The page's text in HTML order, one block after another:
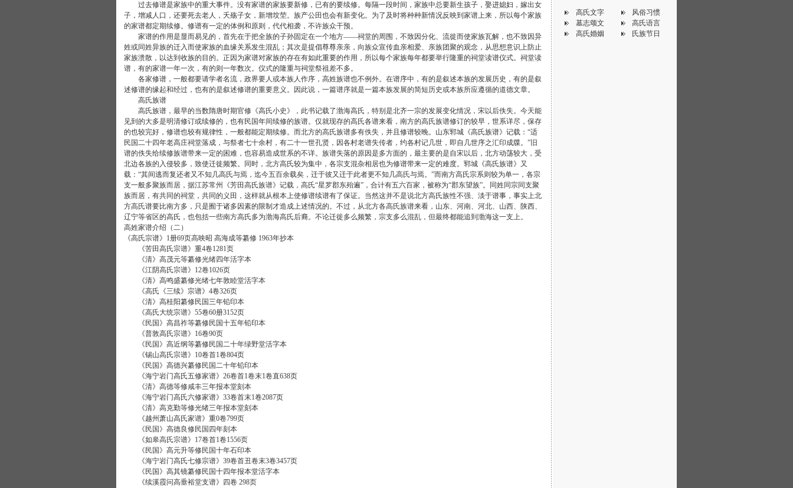
过去修谱是家族中的重大事件。没有家谱的家族要新修，已有的要续修。每隔一段时间，家族中总要新生孩子，娶进媳妇，嫁出女
子，增减人口，还要死去老人，夭殇子女，新增坟茔。族产公田也会有新变化。为了及时将种种新情况反映到家谱上来，所以每个家族
的家谱都定期续修。修谱有一定的体例和原则，代代相袭，不许族众干预。
家谱的作用是显而易见的，首先在于把全族的子孙固定在一个地方——祠堂的周围，不致因分化、流徙而使家族瓦解，也不致因异
姓或同姓异族的迁入而使家族的血缘关系发生混乱；其次是提倡尊尊亲亲，向族众宣传血亲相爱、亲族团聚的观念，从思想意识上防止
家族溃散，以达到收族的目的。正因为家谱对家族的存在有如此重要的作用，所以每个家族每年都要举行隆重的祠堂读谱仪式。祠堂读
谱，有的家谱一年一次，有的则一年数次。仪式的隆重与祠堂祭祖差不多。
各家修谱，一般都要请学者名流，政界要人或本族人作序，高姓族谱也不例外。在谱序中，有的是叙述本族的发展历史，有的是叙
述修谱的缘起和经过，也有的是叙述修谱的重要意义。因此说，一篇谱序就是一篇本族发展的简短历史或本族所应遵循的道德文章。
高氏族谱
高氏族谱，最早的当数隋唐时期官修《高氏小史》，此书记载了渤海高氏，特别是北齐一宗的发展变化情况，宋以后佚失。今天能
见到的大多是明清修订或续修的，也有民国年间续修的族谱。仅就现存的高氏各谱来看，南方的高氏族谱修订的较早，世系详尽，保存
的也较完好，修谱也较有规律性，一般都能定期续修。而北方的高氏族谱多有佚失，并且修谱较晚。山东郓城《高氏族谱》记载：“适
民国二十四年老高庄祠堂落成，与祭者七十余村，有二十一世孔贤，因各村老谱失传者，约各村记几世，即自几世序之汇印成牒。”旧
谱的佚失给续修族谱带来一定的困难，也容易造成世系的不详。族谱失落的原因是多方面的，最主要的是自宋以后，北方动荡较大，受
北边各族的入侵较多，致使迁徙频繁。同时，北方高氏较为集中，各宗支混杂相居也为修谱带来一定的难度。郓城《高氏族谱》又
载：“其间逃而复还者又不知几高氏与焉，迄今五百余载矣，迁于彼又迁于此者更不知几高氏与焉。”而南方高氏宗系则较为单一，各宗
支一般多聚族而居，据江苏常州《芳田高氏族谱》记载，高氏“星罗郡东殆遍”，合计有五六百家，被称为“郡东望族”。同姓同宗同支聚
族而居，有共同的祠堂，共同的义田，这样就从根本上使修谱续谱有了保证。当然这并不是说北方高氏族性不强、淡于谱事，事实上北
方高氏谱要比南方多，只是囿于诸多因素的限制才造成上述情况的。不过，从北方各高氏族谱来看，山东、河南、河北、山西、陕西、
辽宁等省区的高氏，也包括一些南方高氏多为渤海高氏后裔。不论迁徙多么频繁，宗支多么混乱，但最终都能追到渤海这一支上。
高姓家谱介绍（二）
《高氏宗谱》1册69页高映昭 高海成等纂修 1963年抄本
《苦田高氏宗谱》重4卷1281页
《清》高茂元等纂修光绪四年活字本
《江阴高氏宗谱》12卷1026页
《清》高鸣盛纂修光绪七年敦睦堂活字本
《高氏《三续》宗谱》4卷326页
《清》高桂阳纂修民国三年铅印本
《高氏大统宗谱》55卷60册3152页
《民国》高昌祚等纂修民国十五年铅印本
《普敦高氏宗谱》16卷90页
《民国》高近纲等纂修民国二十年绿野堂活字本
《锡山高氏宗谱》10卷首1卷804页
《民国》高德兴纂修民国二十年铅印本
《海宁岩门高氏五修家谱》26卷首1卷末1卷直638页
《清》高德等修咸丰三年报本堂刻本
《海宁岩门高氏六修家谱》33卷首末1卷2087页
《清》高克勤等修光绪三年报本堂刻本
《越州萧山高氏家谱》重0卷799页
《民国》高德良修民国四年刻本
《如皋高氏宗谱》17卷首1卷1556页
《民国》高元升等修民国十年石印本
《海宁岩门高氏七修宗谱》39卷首丑卷末3卷3457页
《民国》高其镜纂修民国十四年报本堂活字本
《续溪霞问高垂裕堂支谱》四卷 298页
高氏文字
风俗习惯
墓志颂文
高氏语言
高氏婚姻
氏族节日